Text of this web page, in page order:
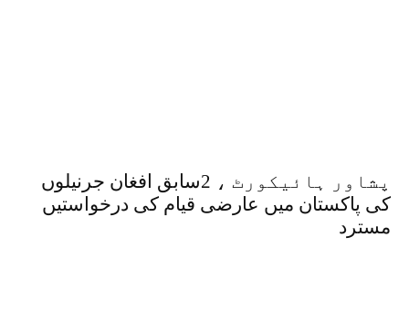
پشاور ہائیکورٹ ، 2سابق افغان جرنیلوں
کی پاکستان میں عارضی قیام کی درخواستیں
مسترد